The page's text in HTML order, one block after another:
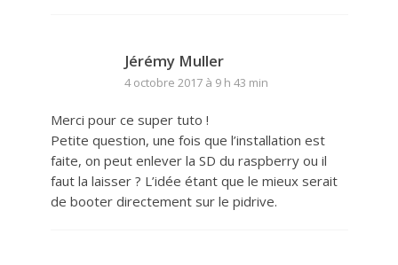
Jérémy Muller
4 octobre 2017 à 9 h 43 min
Merci pour ce super tuto !
Petite question, une fois que l’installation est
faite, on peut enlever la SD du raspberry ou il
faut la laisser ? L’idée étant que le mieux serait
de booter directement sur le pidrive.